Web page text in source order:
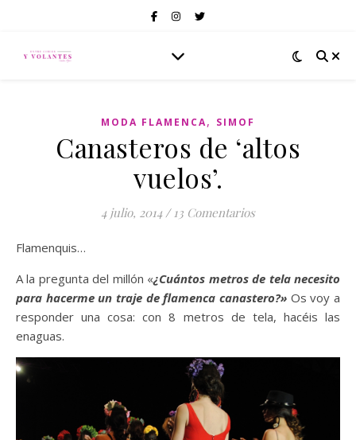
MODA FLAMENCA, SIMOF
Canasteros de ‘altos
vuelos’.
4 julio, 2014 / 13 Comentarios
Flamenquis…
A la pregunta del millón «¿Cuántos metros de tela necesito
para hacerme un traje de flamenca canastero?» Os voy a
responder una cosa: con 8 metros de tela, hacéis las
enaguas.